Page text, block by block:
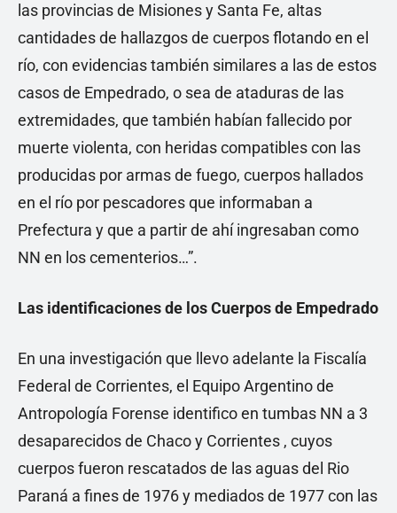
las provincias de Misiones y Santa Fe, altas
cantidades de hallazgos de cuerpos flotando en el
río, con evidencias también similares a las de estos
casos de Empedrado, o sea de ataduras de las
extremidades, que también habían fallecido por
muerte violenta, con heridas compatibles con las
producidas por armas de fuego, cuerpos hallados
en el río por pescadores que informaban a
Prefectura y que a partir de ahí ingresaban como
NN en los cementerios…”.
Las identificaciones de los Cuerpos de Empedrado
En una investigación que llevo adelante la Fiscalía
Federal de Corrientes, el Equipo Argentino de
Antropología Forense identifico en tumbas NN a 3
desaparecidos de Chaco y Corrientes , cuyos
cuerpos fueron rescatados de las aguas del Rio
Paraná a fines de 1976 y mediados de 1977 con las